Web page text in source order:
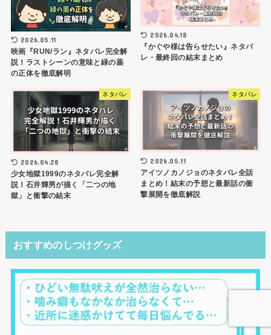
2026.05.11
映画『RUN/ラン』ネタバレ完全解
説！ラストシーンの意味と緑の薬
の正体を徹底解明
2026.04.18
『かぐや様は告らせたい』ネタバ
レ・最終回の結末まとめ
ネタバレ
2026.04.28
少女地獄1999のネタバレ完全解
説！石井輝男が描く「二つの地
獄」と衝撃の結末
ネタバレ
2026.05.11
アイツノカノジョのネタバレ全話
まとめ！結末の予想と最新話の衝
撃展開を徹底解説
おすすめのしつけグッズ